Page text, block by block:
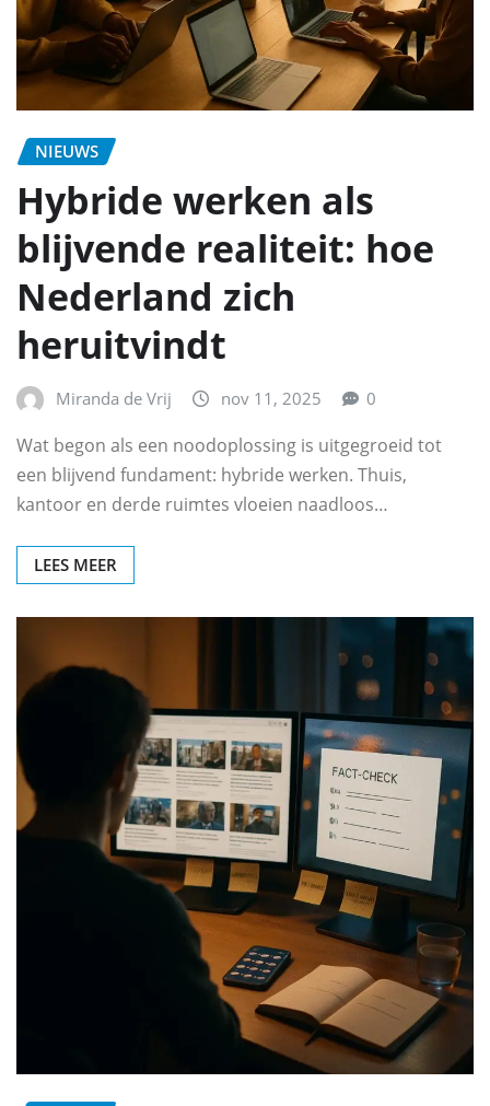
NIEUWS
Hybride werken als
blijvende realiteit: hoe
Nederland zich
heruitvindt
Miranda de Vrij nov 11, 2025 0
Wat begon als een noodoplossing is uitgegroeid tot
een blijvend fundament: hybride werken. Thuis,
kantoor en derde ruimtes vloeien naadloos…
LEES MEER